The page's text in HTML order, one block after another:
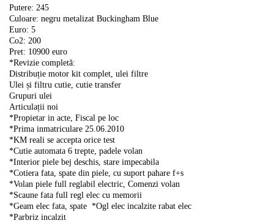
Putere: 245
Culoare: negru metalizat Buckingham Blue
Euro: 5
Co2: 200
Pret: 10900 euro
*Revizie completă:
Distribuție motor kit complet, ulei filtre
Ulei și filtru cutie, cutie transfer
Grupuri ulei
Articulații noi
*Propietar in acte, Fiscal pe loc
*Prima inmatriculare 25.06.2010
*KM reali se accepta orice test
*Cutie automata 6 trepte, padele volan
*Interior piele bej deschis, stare impecabila
*Cotiera fata, spate din piele, cu suport pahare f+s
*Volan piele full reglabil electric, Comenzi volan
*Scaune fata full regl elec cu memorii
*Geam elec fata, spate *Ogl elec incalzite rabat elec
*Parbriz incalzit